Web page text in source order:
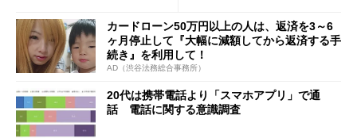
カードローン50万円以上の人は、返済を3～6
ヶ月停止して『大幅に減額してから返済する手
続き』を利用して！
AD（渋谷法務総合事務所）
20代は携帯電話より「スマホアプリ」で通
話 電話に関する意識調査